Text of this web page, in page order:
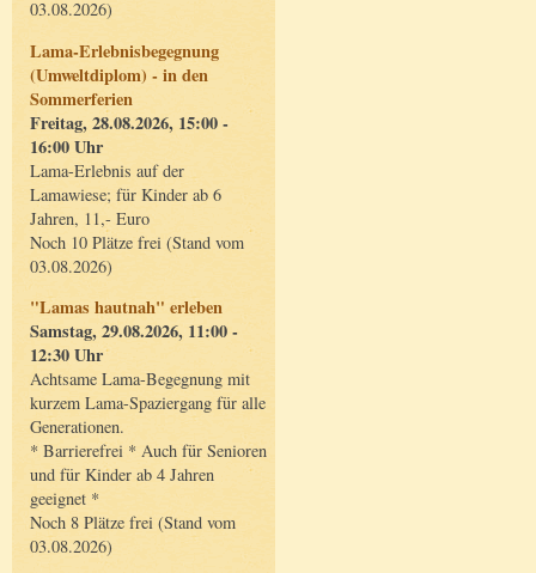
03.08.2026)
Lama-Erlebnisbegegnung
(Umweltdiplom) - in den
Sommerferien
Freitag, 28.08.2026, 15:00 -
16:00 Uhr
Lama-Erlebnis auf der
Lamawiese; für Kinder ab 6
Jahren, 11,- Euro
Noch 10 Plätze frei (Stand vom
03.08.2026)
"Lamas hautnah" erleben
Samstag, 29.08.2026, 11:00 -
12:30 Uhr
Achtsame Lama-Begegnung mit
kurzem Lama-Spaziergang für alle
Generationen.
* Barrierefrei * Auch für Senioren
und für Kinder ab 4 Jahren
geeignet *
Noch 8 Plätze frei (Stand vom
03.08.2026)